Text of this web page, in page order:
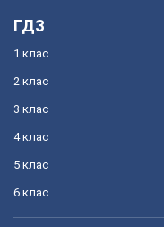
ГДЗ
1 клас
2 клас
3 клас
4 клас
5 клас
6 клас